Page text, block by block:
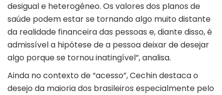
desigual e heterogêneo. Os valores dos planos de
saúde podem estar se tornando algo muito distante
da realidade financeira das pessoas e, diante disso, é
admissível a hipótese de a pessoa deixar de desejar
algo porque se tornou inatingível”, analisa.
Ainda no contexto de “acesso”, Cechin destaca o
desejo da maioria dos brasileiros especialmente pelo